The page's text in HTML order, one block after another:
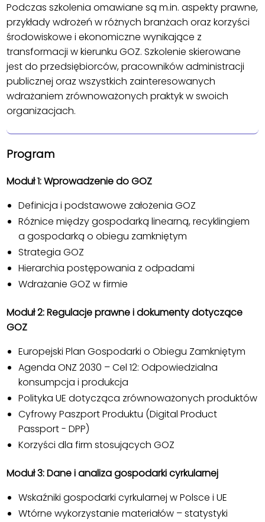
Podczas szkolenia omawiane są m.in. aspekty prawne,
przykłady wdrożeń w różnych branżach oraz korzyści
środowiskowe i ekonomiczne wynikające z
transformacji w kierunku GOZ. Szkolenie skierowane
jest do przedsiębiorców, pracowników administracji
publicznej oraz wszystkich zainteresowanych
wdrażaniem zrównoważonych praktyk w swoich
organizacjach.
Program
Moduł 1: Wprowadzenie do GOZ
Definicja i podstawowe założenia GOZ
Różnice między gospodarką linearną, recyklingiem
a gospodarką o obiegu zamkniętym
Strategia GOZ
Hierarchia postępowania z odpadami
Wdrażanie GOZ w firmie
Moduł 2: Regulacje prawne i dokumenty dotyczące
GOZ
Europejski Plan Gospodarki o Obiegu Zamkniętym
Agenda ONZ 2030 – Cel 12: Odpowiedzialna
konsumpcja i produkcja
Polityka UE dotycząca zrównoważonych produktów
Cyfrowy Paszport Produktu (Digital Product
Passport - DPP)
Korzyści dla firm stosujących GOZ
Moduł 3: Dane i analiza gospodarki cyrkularnej
Wskaźniki gospodarki cyrkularnej w Polsce i UE
Wtórne wykorzystanie materiałów – statystyki